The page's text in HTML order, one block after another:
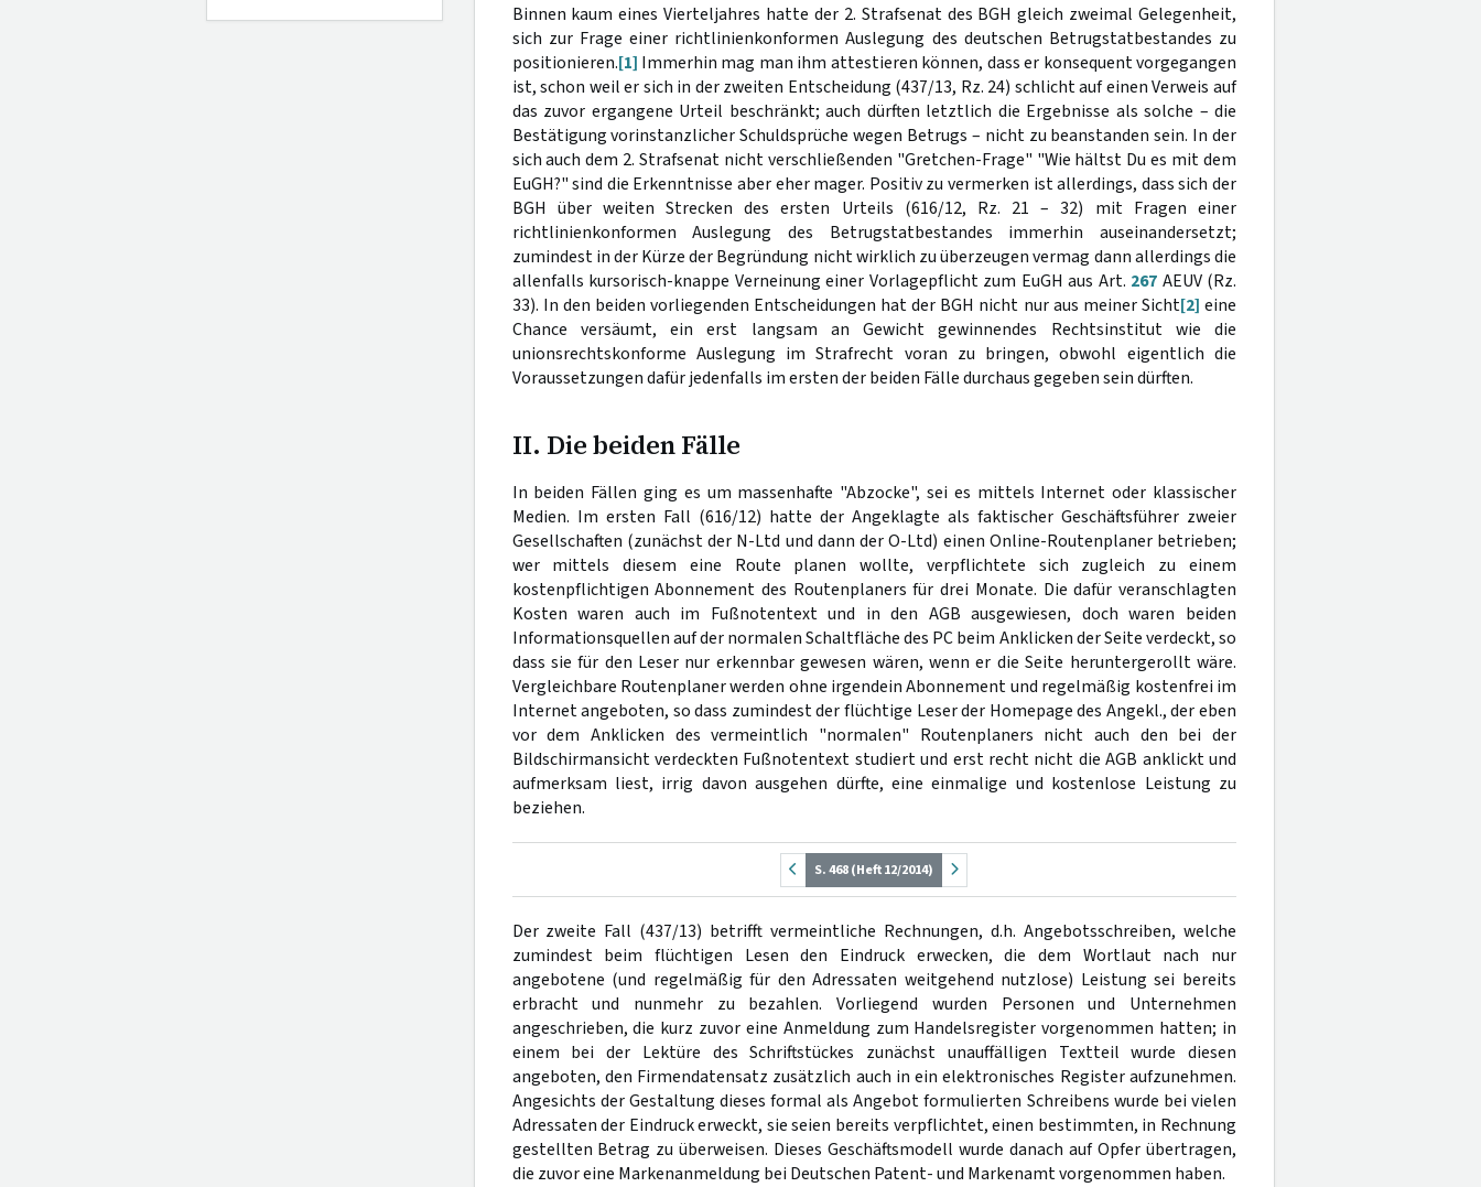
Binnen kaum eines Vierteljahres hatte der 2. Strafsenat des BGH gleich zweimal Gelegenheit,
sich zur Frage einer richtlinienkonformen Auslegung des deutschen Betrugstatbestandes zu
positionieren.[1] Immerhin mag man ihm attestieren können, dass er konsequent vorgegangen
ist, schon weil er sich in der zweiten Entscheidung (437/13, Rz. 24) schlicht auf einen Verweis auf
das zuvor ergangene Urteil beschränkt; auch dürften letztlich die Ergebnisse als solche – die
Bestätigung vorinstanzlicher Schuldsprüche wegen Betrugs – nicht zu beanstanden sein. In der
sich auch dem 2. Strafsenat nicht verschließenden "Gretchen-Frage" "Wie hältst Du es mit dem
EuGH?" sind die Erkenntnisse aber eher mager. Positiv zu vermerken ist allerdings, dass sich der
BGH über weiten Strecken des ersten Urteils (616/12, Rz. 21 – 32) mit Fragen einer
richtlinienkonformen Auslegung des Betrugstatbestandes immerhin auseinandersetzt;
zumindest in der Kürze der Begründung nicht wirklich zu überzeugen vermag dann allerdings die
allenfalls kursorisch-knappe Verneinung einer Vorlagepflicht zum EuGH aus Art. 267 AEUV (Rz.
33). In den beiden vorliegenden Entscheidungen hat der BGH nicht nur aus meiner Sicht[2] eine
Chance versäumt, ein erst langsam an Gewicht gewinnendes Rechtsinstitut wie die
unionsrechtskonforme Auslegung im Strafrecht voran zu bringen, obwohl eigentlich die
Voraussetzungen dafür jedenfalls im ersten der beiden Fälle durchaus gegeben sein dürften.
II. Die beiden Fälle
In beiden Fällen ging es um massenhafte "Abzocke", sei es mittels Internet oder klassischer
Medien. Im ersten Fall (616/12) hatte der Angeklagte als faktischer Geschäftsführer zweier
Gesellschaften (zunächst der N-Ltd und dann der O-Ltd) einen Online-Routenplaner betrieben;
wer mittels diesem eine Route planen wollte, verpflichtete sich zugleich zu einem
kostenpflichtigen Abonnement des Routenplaners für drei Monate. Die dafür veranschlagten
Kosten waren auch im Fußnotentext und in den AGB ausgewiesen, doch waren beiden
Informationsquellen auf der normalen Schaltfläche des PC beim Anklicken der Seite verdeckt, so
dass sie für den Leser nur erkennbar gewesen wären, wenn er die Seite heruntergerollt wäre.
Vergleichbare Routenplaner werden ohne irgendein Abonnement und regelmäßig kostenfrei im
Internet angeboten, so dass zumindest der flüchtige Leser der Homepage des Angekl., der eben
vor dem Anklicken des vermeintlich "normalen" Routenplaners nicht auch den bei der
Bildschirmansicht verdeckten Fußnotentext studiert und erst recht nicht die AGB anklickt und
aufmerksam liest, irrig davon ausgehen dürfte, eine einmalige und kostenlose Leistung zu
beziehen.
S. 468 (Heft 12/2014)
Der zweite Fall (437/13) betrifft vermeintliche Rechnungen, d.h. Angebotsschreiben, welche
zumindest beim flüchtigen Lesen den Eindruck erwecken, die dem Wortlaut nach nur
angebotene (und regelmäßig für den Adressaten weitgehend nutzlose) Leistung sei bereits
erbracht und nunmehr zu bezahlen. Vorliegend wurden Personen und Unternehmen
angeschrieben, die kurz zuvor eine Anmeldung zum Handelsregister vorgenommen hatten; in
einem bei der Lektüre des Schriftstückes zunächst unauffälligen Textteil wurde diesen
angeboten, den Firmendatensatz zusätzlich auch in ein elektronisches Register aufzunehmen.
Angesichts der Gestaltung dieses formal als Angebot formulierten Schreibens wurde bei vielen
Adressaten der Eindruck erweckt, sie seien bereits verpflichtet, einen bestimmten, in Rechnung
gestellten Betrag zu überweisen. Dieses Geschäftsmodell wurde danach auf Opfer übertragen,
die zuvor eine Markenanmeldung bei Deutschen Patent- und Markenamt vorgenommen haben.